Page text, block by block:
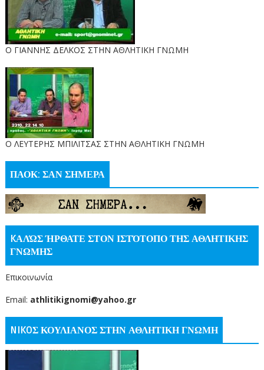
Ο ΓΙΑΝΝΗΣ ΔΕΛΚΟΣ ΣΤΗΝ ΑΘΛΗΤΙΚΗ ΓΝΩΜΗ
O ΛΕΥΤΕΡΗΣ ΜΠΙΛΙΤΣΑΣ ΣΤΗΝ ΑΘΛΗΤΙΚΗ ΓΝΩΜΗ
ΠΑΟΚ: ΣΑΝ ΣΗΜΕΡΑ
KΑΛΏΣ ΉΡΘΑΤΕ ΣΤΟΝ ΙΣΤΌΤΟΠΟ ΤΗΣ ΑΘΛΗΤΙΚΗΣ
ΓΝΩΜΗΣ
Επικοινωνία
Email: athlitikignomi@yahoo.gr
NIKOΣ ΚΟΥΛΙΑΝΟΣ ΣΤΗΝ ΑΘΛΗΤΙΚΗ ΓΝΩΜΗ